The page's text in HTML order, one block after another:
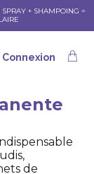
+ SHAMPOING =
Connexion
de